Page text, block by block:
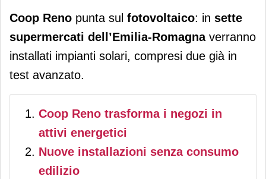
Coop Reno: 7 supermercati a
fotovoltaico in Emilia-Romagna
Coop Reno punta sul fotovoltaico: in sette
supermercati dell’Emilia-Romagnaverranno
installati impianti solari, compresi due già in
test avanzato.
Coop Reno trasforma i negozi in
attivi energetici
Nuove installazioni senza consumo
edilizio